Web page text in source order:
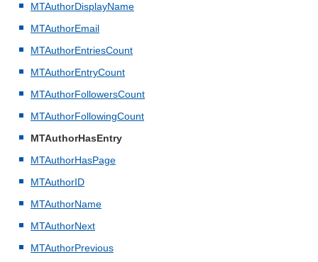
MTAuthorDisplayName
MTAuthorEmail
MTAuthorEntriesCount
MTAuthorEntryCount
MTAuthorFollowersCount
MTAuthorFollowingCount
MTAuthorHasEntry
MTAuthorHasPage
MTAuthorID
MTAuthorName
MTAuthorNext
MTAuthorPrevious